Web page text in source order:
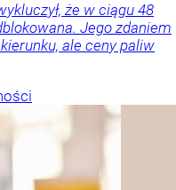
że w ciągu 48
Jego zdaniem
ale ceny paliw